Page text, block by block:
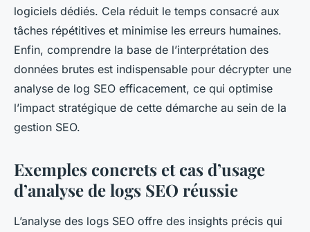
logiciels dédiés. Cela réduit le temps consacré aux
tâches répétitives et minimise les erreurs humaines.
Enfin, comprendre la base de l’interprétation des
données brutes est indispensable pour décrypter une
analyse de log SEO efficacement, ce qui optimise
l’impact stratégique de cette démarche au sein de la
gestion SEO.
Exemples concrets et cas d’usage
d’analyse de logs SEO réussie
L’analyse des logs SEO offre des insights précis qui